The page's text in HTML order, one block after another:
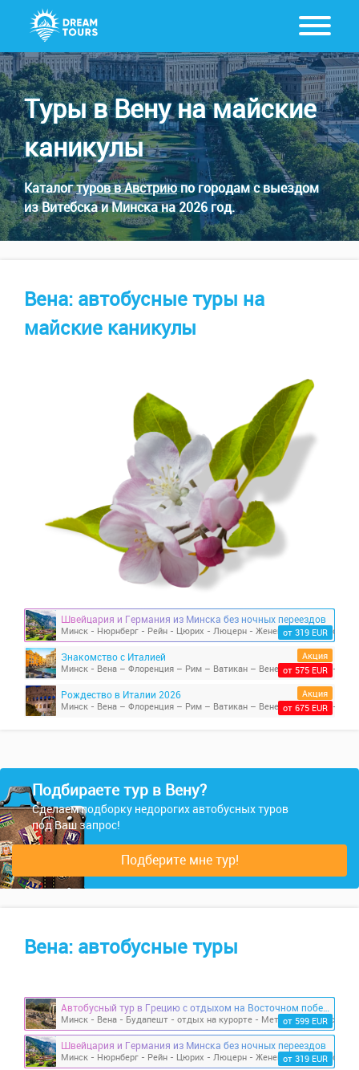
Туры в Вену на майские
каникулы
Каталогтуров в Австриюпо городам с выездом
из Витебска и Минска на 2026 год.
Вена: автобусные туры на
майские каникулы
Швейцария и Германия из Минска без ночных переездов
от 319 EUR
Знакомство с Италией
Минск - Вена – Флоренция – Рим – Ватикан – Венеция – Прага -
от 575 EUR
Акция
Рождество в Италии 2026
Минск - Вена – Флоренция – Рим – Ватикан – Венеция – Прага -
от 675 EUR
Акция
Подбираете тур в Вену?
Сделаем подборку недорогих автобусных туров
под Ваш запрос!
Подберите мне тур!
Вена: автобусные туры
от 599 EUR
Швейцария и Германия из Минска без ночных переездов
от 319 EUR